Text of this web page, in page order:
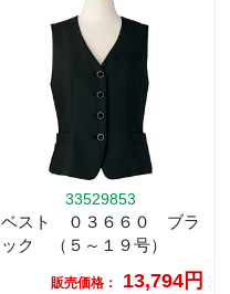
33529853
ベスト ０３６６０ ブラ
ック （５～１９号）
販売価格： 13,794円